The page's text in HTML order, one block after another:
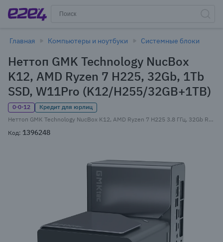
Главная Компьютеры и ноутбуки Системные блоки
Неттоп GMK Technology NucBox
K12, AMD Ryzen 7 H225, 32Gb, 1Tb
SSD, W11Pro (K12/H255/32GB+1TB)
0·0·12
Кредит для юрлиц
Неттоп GMK Technology NucBox K12, AMD Ryzen 7 H225 3.8 ГГц, 32Gb RAM, 1Tb SSD, Wi-Fi, BT, W11Pro, черный (K12/H255/32GB+1TB)
Код: 1396248